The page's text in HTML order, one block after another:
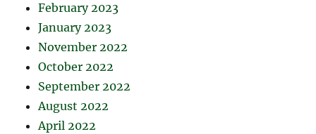
February 2023
January 2023
November 2022
October 2022
September 2022
August 2022
April 2022